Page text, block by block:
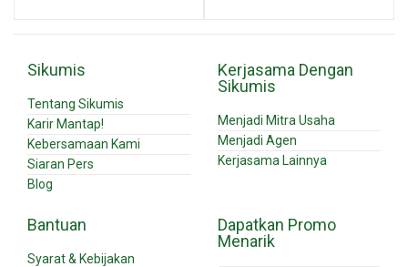
Sikumis
Tentang Sikumis
Karir Mantap!
Kebersamaan Kami
Siaran Pers
Blog
Kerjasama Dengan
Sikumis
Menjadi Mitra Usaha
Menjadi Agen
Kerjasama Lainnya
Bantuan
Syarat & Kebijakan
Dapatkan Promo
Menarik